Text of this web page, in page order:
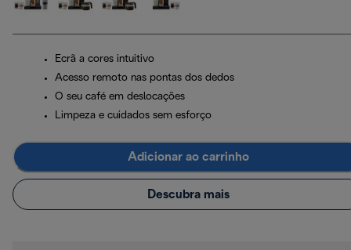
Ecrã a cores intuitivo
Acesso remoto nas pontas dos dedos
O seu café em deslocações
Limpeza e cuidados sem esforço
Adicionar ao carrinho
Descubra mais